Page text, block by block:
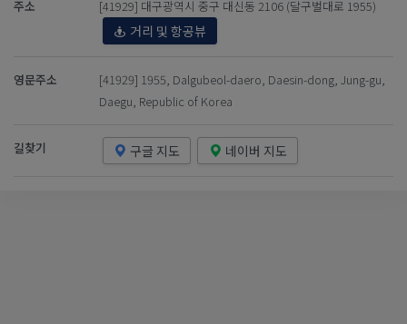
주소 [41929] 대구광역시 중구 대신동 2106 (달구벌대로 1955)
거리 및 항공뷰
영문주소
[41929] 1955, Dalgubeol-daero, Daesin-dong, Jung-gu,
Daegu, Republic of Korea
길찾기 구글 지도 네이버 지도